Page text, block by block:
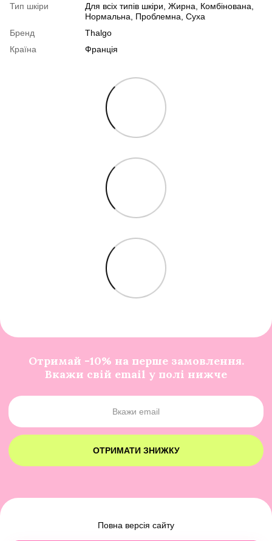
Тип шкіри Для всіх типів шкіри Жирна Комбінована
Нормальна
Проблемна Суха
Бренд
Thalgo
Країна
Франція
Отримай -10% на перше замовлення.
Вкажи свій email у полі нижче
ОТРИМАТИ ЗНИЖКУ
Повна версія сайту